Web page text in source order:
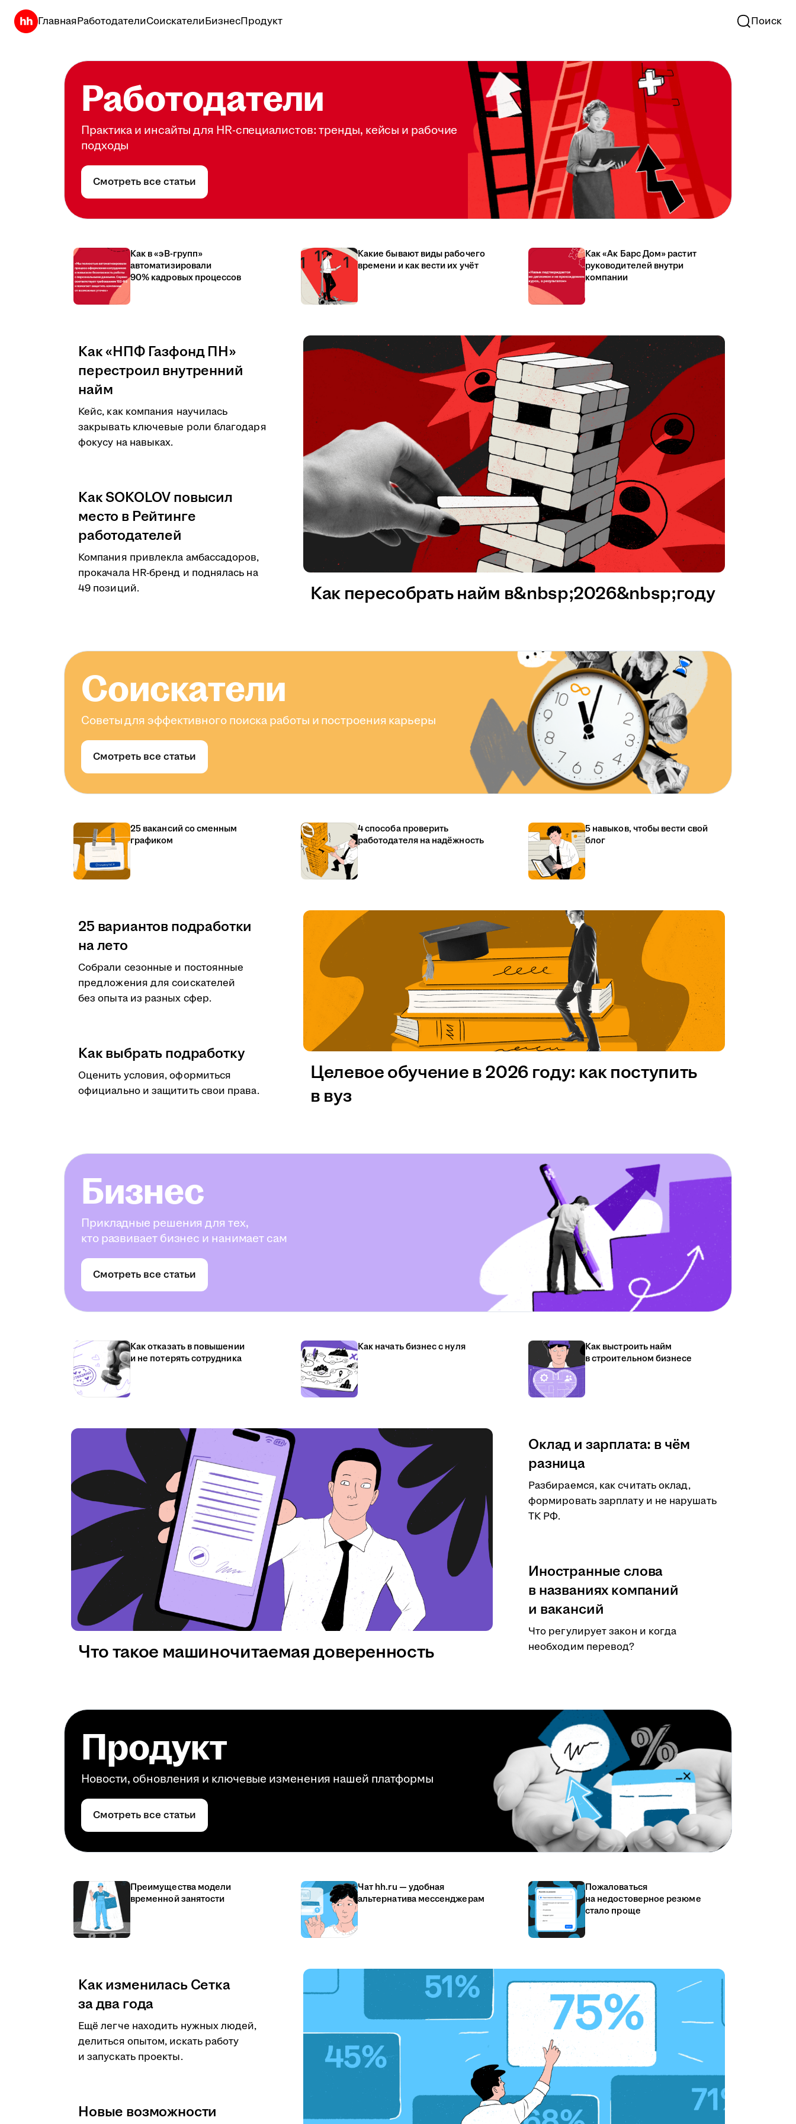
ГлавнаяРаботодателиСоискателиБизнесПродукт Поиск
Работодатели
Практика и инсайты для HR-специалистов: тренды, кейсы и рабочие
подходы
Смотреть все статьи
Как в «эВ-групп»
автоматизировали
90% кадровых процессов
Какие бывают виды рабочего
времени и как вести их учёт
Как «Ак Барс Дом» растит
руководителей внутри
компании
Как «НПФ Газфонд ПН»
перестроил внутренний
найм
Кейс, как компания научилась
закрывать ключевые роли благодаря
фокусу на навыках.
Как SOKOLOV повысил
место в Рейтинге
работодателей
Компания привлекла амбассадоров,
прокачала HR-бренд и поднялась на
49 позиций.
Как пересобрать найм в&nbsp;2026&nbsp;году
Соискатели
Советы для эффективного поиска работы и построения карьеры
Смотреть все статьи
25 вакансий со сменным
графиком
4 способа проверить
работодателя на надёжность
5 навыков, чтобы вести свой
блог
25 вариантов подработки
на лето
Собрали сезонные и постоянные
предложения для соискателей
без опыта из разных сфер.
Как выбрать подработку
Оценить условия, оформиться
официально и защитить свои права.
Целевое обучение в 2026 году: как поступить
в вуз
Бизнес
Прикладные решения для тех,
кто развивает бизнес и нанимает сам
Смотреть все статьи
Как отказать в повышении
и не потерять сотрудника
Как начать бизнес с нуля
Как выстроить найм
в строительном бизнесе
Оклад и зарплата: в чём
разница
Разбираемся, как считать оклад,
формировать зарплату и не нарушать
ТК РФ.
Иностранные слова
в названиях компаний
и вакансий
Что регулирует закон и когда
необходим перевод?
Что такое машиночитаемая доверенность
Продукт
Новости, обновления и ключевые изменения нашей платформы
Смотреть все статьи
Преимущества модели
временной занятости
Чат hh.ru — удобная
альтернатива мессенджерам
Пожаловаться
на недостоверное резюме
стало проще
Как изменилась Сетка
за два года
Ещё легче находить нужных людей,
делиться опытом, искать работу
и запускать проекты.
Новые возможности